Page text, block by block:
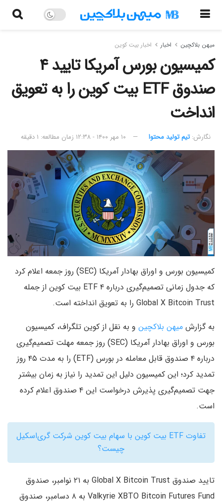
میهن بلاکچین اخبار اخبار بیت کوین
کمیسیون بورس آمریکا تایید ۴
صندوق ETF بیت کوین را به تعویق
انداخت
نگارش:‌ تیم تولید محتوا ۱۰ مهر ۱۴۰۰ - ۱۲:۳۸ زمان مطالعه: ۱ دقیقه
کمیسیون بورس و اوراق بهادار آمریکا (SEC) روز جمعه اعلام کرد
که جدول زمانی تصمیم‌گیری درباره ۴ ETF بیت کوین از جمله
Global X Bitcoin Trust را به تعویق انداخته است.
به گزارش میهن بلاکچین و به نقل از کوین تلگراف، کمیسیون
بورس و اوراق بهادار آمریکا (SEC) روز جمعه مهلت تصمیم‌گیری
درباره ۴ صندوق قابل معامله در بورس (ETF) را به مدت ۴۵ روز
تمدید کرد؛ این کمیسیون دلیل این تمدید را نیاز به زمان بیشتر
جهت تصمیم‌گیری پذیرش درخواست این ۴ صندوق اعلام کرده
است.
تفاوت ETF بیت کوین با سهام بیت کوین شرکت گری‌اسکیل
چیست؟
تایید صندوق Global X Bitcoin Trust به ۲۱ نوامبر، صندوق
Valkyrie XBTO Bitcoin Futures Fund به ۸ دسامبر، صندوق